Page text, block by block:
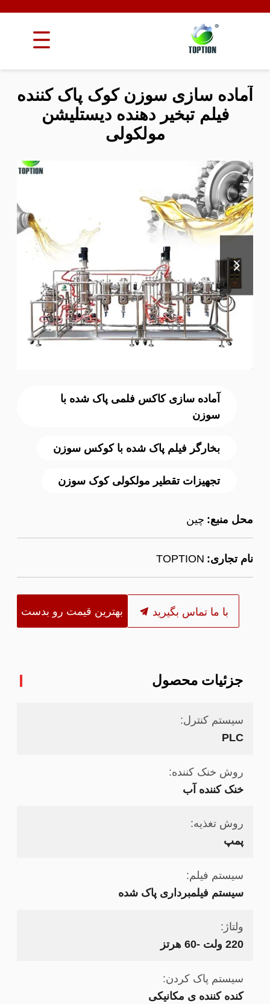
آماده سازی کاکس فلمی پاک شده با
سوزن
بخارگر فیلم پاک شده با کوکس سوزن
تجهیزات تقطیر مولکولی کوک سوزن
محل منبع: چین
نام تجاری: TOPTION
با ما تماس بگیرید بهترین قیمت رو بدست
آماده سازی سوزن کوک پاک کننده
فیلم تبخیر دهنده دیستلیشن
مولکولی
جزئیات محصول
سیستم کنترل:
PLC
روش خنک کننده:
خنک کننده آب
روش تغذیه:
پمپ
سیستم فیلم:
سیستم فیلمبرداری پاک شده
ولتاژ:
220 ولت -60 هرتز
سیستم پاک کردن:
کنده کننده ی مکانیکی